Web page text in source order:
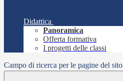
Didattica
Panoramica
Offerta formativa
I progetti delle classi
Campo di ricerca per le pagine del sito